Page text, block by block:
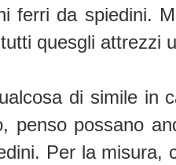
ferri da spiedini.
quesgli attrezzi
di simile in
penso possano
Per la misura,